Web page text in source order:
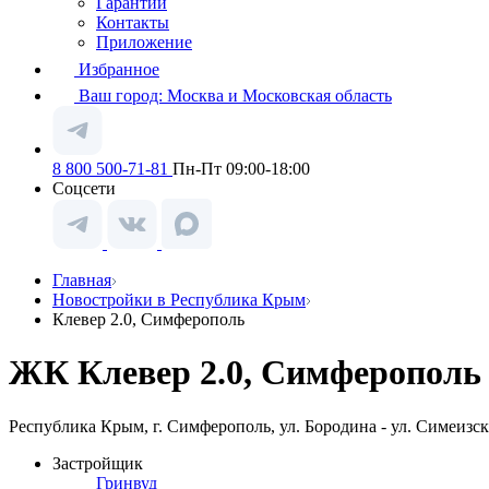
Контакты
Приложение
Избранное
Ваш город: Москва и Московская область
8 800 500-71-81 Пн-Пт 09:00-18:00
Соцсети
Главная
Новостройки в Республика Крым
Клевер 2.0, Симферополь
ЖК Клевер 2.0,
Республика Крым, г. Симферополь, ул. Бородина - ул.
Застройщик
Гринвуд